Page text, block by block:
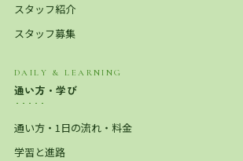
スタッフ紹介
スタッフ募集
DAILY & LEARNING
通い方・学び
通い方・1日の流れ・料金
学習と進路